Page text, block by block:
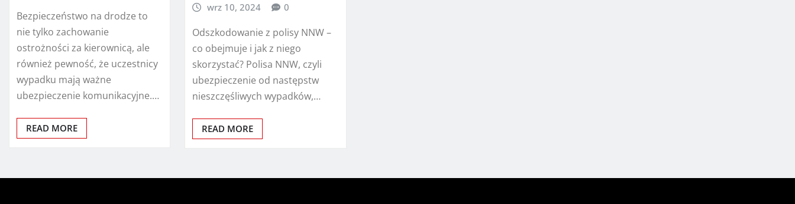
Bezpieczeństwo na drodze to
nie tylko zachowanie
ostrożności za kierownicą, ale
również pewność, że uczestnicy
wypadku mają ważne
ubezpieczenie komunikacyjne.…
READ MORE
wrz 10, 2024
0
Odszkodowanie z polisy NNW –
co obejmuje i jak z niego
skorzystać? Polisa NNW, czyli
ubezpieczenie od następstw
nieszczęśliwych wypadków,…
READ MORE